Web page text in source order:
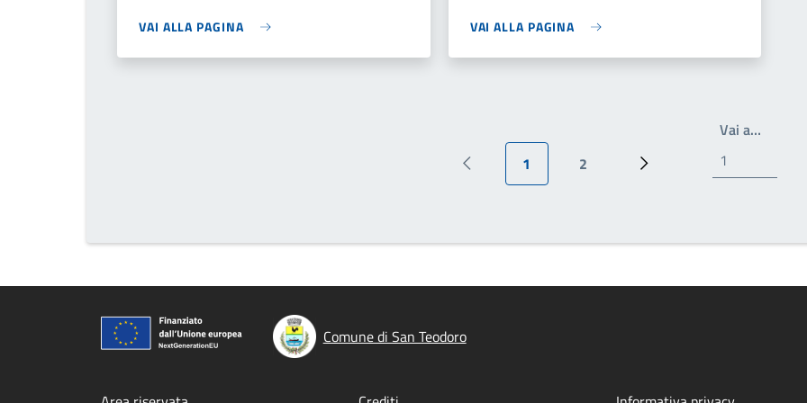
VAI ALLA PAGINA VAI ALLA PAGINA
Pagina precedente
Pagina attuale
1
Pagina
2
Prossima pagina
Vai a…Write
Comune di San Teodoro